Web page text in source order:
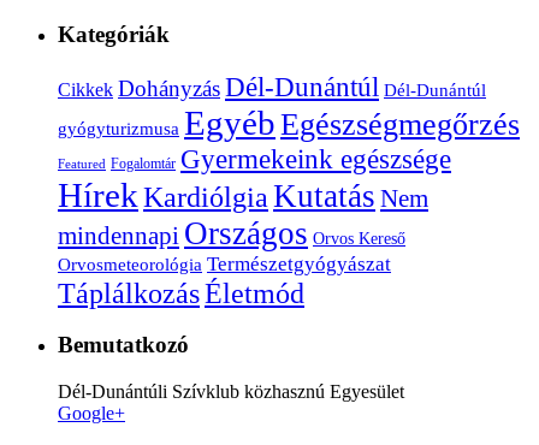
Kategóriák
Cikkek DohányzásDél-Dunántúl Dél-Dunántúl
gyógyturizmusa EgyébEgészségmegőrzés
Featured Fogalomtár Gyermekeink egészsége
HírekKardiólgia Kutatás Nem
mindennapi Országos Orvos Kereső
Orvosmeteorológia Természetgyógyászat
TáplálkozásÉletmód
Bemutatkozó
Dél-Dunántúli Szívklub közhasznú Egyesület
Google+